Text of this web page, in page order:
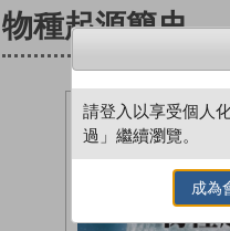
物種起源簡史
請登入以享受個人
過」繼續瀏覽。
成為